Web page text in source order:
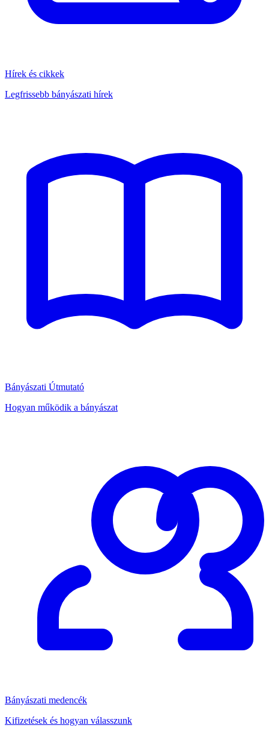
Hírek és cikkek
Legfrissebb bányászati hírek
Bányászati Útmutató
Hogyan működik a bányászat
Bányászati medencék
Kifizetések és hogyan válasszunk